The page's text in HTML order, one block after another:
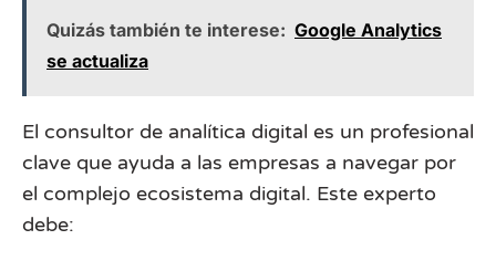
Quizás también te interese: Google Analytics
se actualiza
El consultor de analítica digital es un profesional
clave que ayuda a las empresas a navegar por
el complejo ecosistema digital. Este experto
debe: